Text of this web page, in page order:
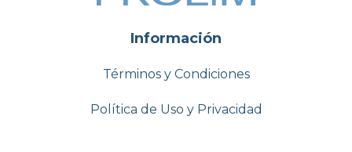
Información
Términos y Condiciones
Política de Uso y Privacidad